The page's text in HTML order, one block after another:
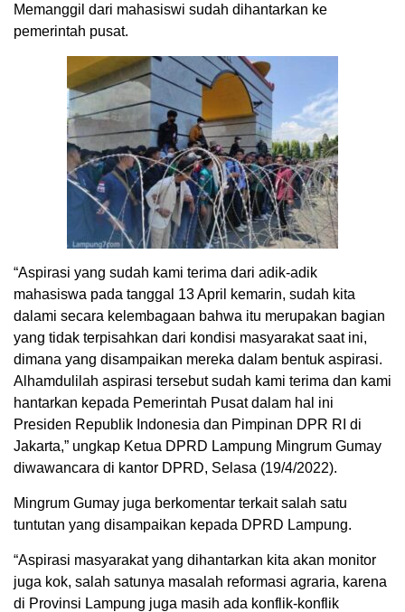
Memanggil dari mahasiswi sudah dihantarkan ke
pemerintah pusat.
“Aspirasi yang sudah kami terima dari adik-adik
mahasiswa pada tanggal 13 April kemarin, sudah kita
dalami secara kelembagaan bahwa itu merupakan bagian
yang tidak terpisahkan dari kondisi masyarakat saat ini,
dimana yang disampaikan mereka dalam bentuk aspirasi.
Alhamdulilah aspirasi tersebut sudah kami terima dan kami
hantarkan kepada Pemerintah Pusat dalam hal ini
Presiden Republik Indonesia dan Pimpinan DPR RI di
Jakarta,” ungkap Ketua DPRD Lampung Mingrum Gumay
diwawancara di kantor DPRD, Selasa (19/4/2022).
Mingrum Gumay juga berkomentar terkait salah satu
tuntutan yang disampaikan kepada DPRD Lampung.
“Aspirasi masyarakat yang dihantarkan kita akan monitor
juga kok, salah satunya masalah reformasi agraria, karena
di Provinsi Lampung juga masih ada konflik-konflik